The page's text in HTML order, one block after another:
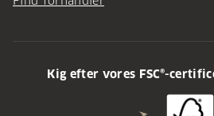
Kig efter vores FSC®-